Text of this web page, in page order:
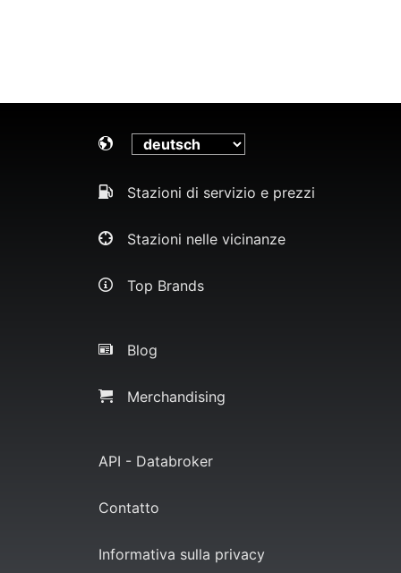
Stazioni di servizio e prezzi
Stazioni nelle vicinanze
Top Brands
Blog
Merchandising
API - Databroker
Contatto
Informativa sulla privacy